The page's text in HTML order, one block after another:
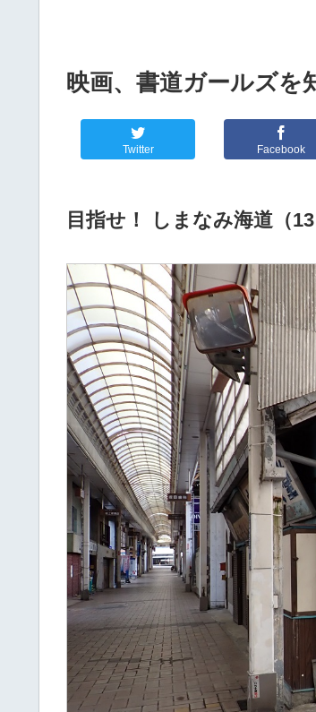
映画、書道ガールズを
Twitter Facebook
目指せ！ しまなみ海道（13